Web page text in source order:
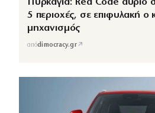
5 περιοχές, σε επιφυλακή ο
μηχανισμός
απόdimocracy.gr↗